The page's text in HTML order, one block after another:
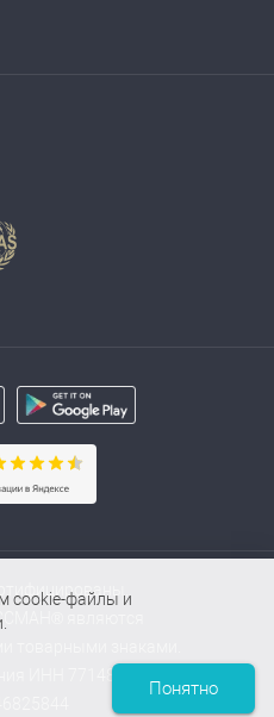
являются
ИНН 7714854000 / ОГРН
cookie-файлы и
Понятно